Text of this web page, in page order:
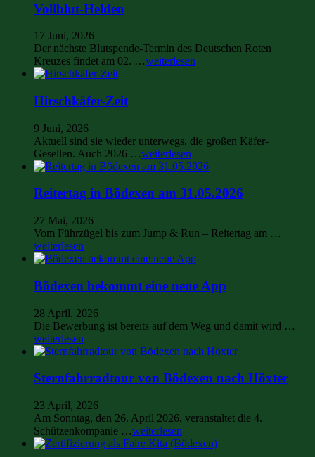
Vollblut-Helden
17 Juni, 2026
Der nächste Blutspende-Termin des Deutschen Roten
Kreuzes findet am 02. …weiterlesen
Hirschkäfer-Zeit
9 Juni, 2026
Aktuell sind sie wieder unterwegs, die großen Käfer-
Gesellen. Auch 2026 …weiterlesen
Reitertag in Bödexen am 31.05.2026
27 Mai, 2026
Vom Führzügel bis zum Jump & Run – Reitertag am …
weiterlesen
Bödexen bekommt eine neue App
28 April, 2026
Die Bewerbung ist bereits auf dem Weg und damit wird …
weiterlesen
Sternfahrradtour von Bödexen nach Höxter
23 April, 2026
Am Sonntag, den 26. April 2026, veranstaltet die 4.
Schützenkompanie …weiterlesen